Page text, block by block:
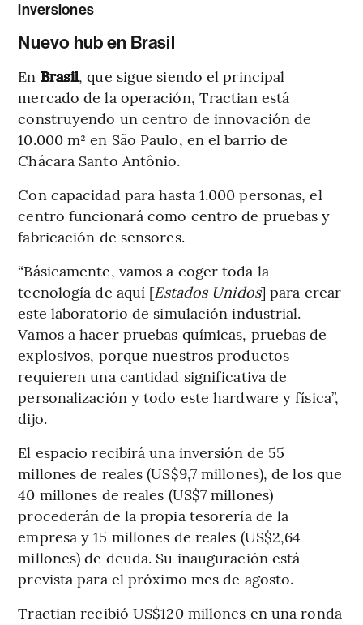
inversiones
Nuevo hub en Brasil
En Brasil, que sigue siendo el principal
mercado de la operación, Tractian está
construyendo un centro de innovación de
10.000 m² en São Paulo, en el barrio de
Chácara Santo Antônio.
Con capacidad para hasta 1.000 personas, el
centro funcionará como centro de pruebas y
fabricación de sensores.
“Básicamente, vamos a coger toda la
tecnología de aquí [Estados Unidos] para crear
este laboratorio de simulación industrial.
Vamos a hacer pruebas químicas, pruebas de
explosivos, porque nuestros productos
requieren una cantidad significativa de
personalización y todo este hardware y física”,
dijo.
El espacio recibirá una inversión de 55
millones de reales (US$9,7 millones), de los que
40 millones de reales (US$7 millones)
procederán de la propia tesorería de la
empresa y 15 millones de reales (US$2,64
millones) de deuda. Su inauguración está
prevista para el próximo mes de agosto.
Tractian recibió US$120 millones en una ronda